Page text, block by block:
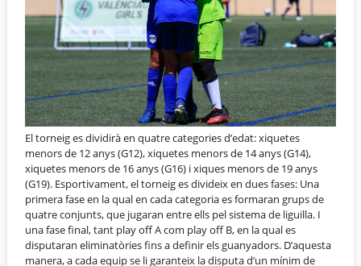
El torneig es dividirà en quatre categories d’edat: xiquetes
menors de 12 anys (G12), xiquetes menors de 14 anys (G14),
xiquetes menors de 16 anys (G16) i xiques menors de 19 anys
(G19). Esportivament, el torneig es divideix en dues fases: Una
primera fase en la qual en cada categoria es formaran grups de
quatre conjunts, que jugaran entre ells pel sistema de liguilla. I
una fase final, tant play off A com play off B, en la qual es
disputaran eliminatòries fins a definir els guanyadors. D’aquesta
manera, a cada equip se li garanteix la disputa d’un mínim de